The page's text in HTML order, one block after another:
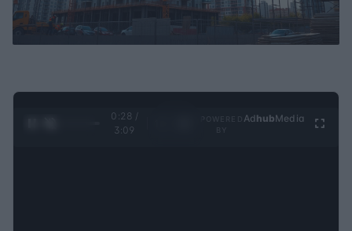
0:29 /
3:09
Ad hubMedia